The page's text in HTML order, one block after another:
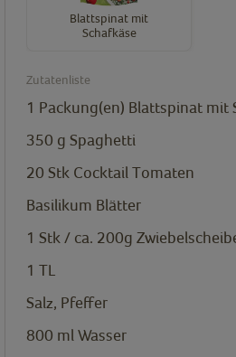
Blattspinat mit
Schafkäse
Zutatenliste
1 Packung(en) Blattspinat mit
350 g Spaghetti
20 Stk Cocktail Tomaten
Basilikum Blätter
1 Stk / ca. 200g
1 TL
Salz, Pfeffer
800 ml Wasser